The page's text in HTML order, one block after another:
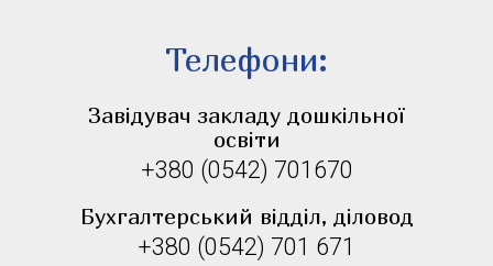
Телефони:
Завідувач закладу дошкільної
освіти
+380 (0542) 701670
Бухгалтерський відділ, діловод
+380 (0542) 701 671